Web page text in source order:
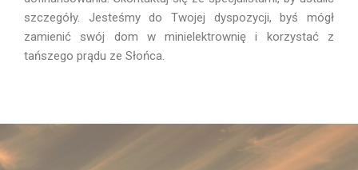
szczegóły. Jesteśmy do Twojej dyspozycji, byś mógł
zamienić swój dom w minielektrownię i korzystać z
tańszego prądu ze Słońca.